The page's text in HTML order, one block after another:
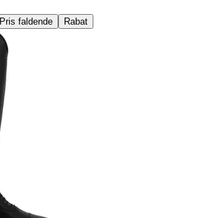
Pris faldende Rabat